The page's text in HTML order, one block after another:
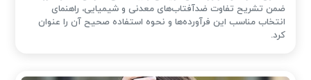
ضمن تشریح تفاوت ضدآفتاب‌های معدنی و شیمیایی، راهنمای
انتخاب مناسب این فرآورده‌ها و نحوه استفاده صحیح آن را عنوان
کرد.